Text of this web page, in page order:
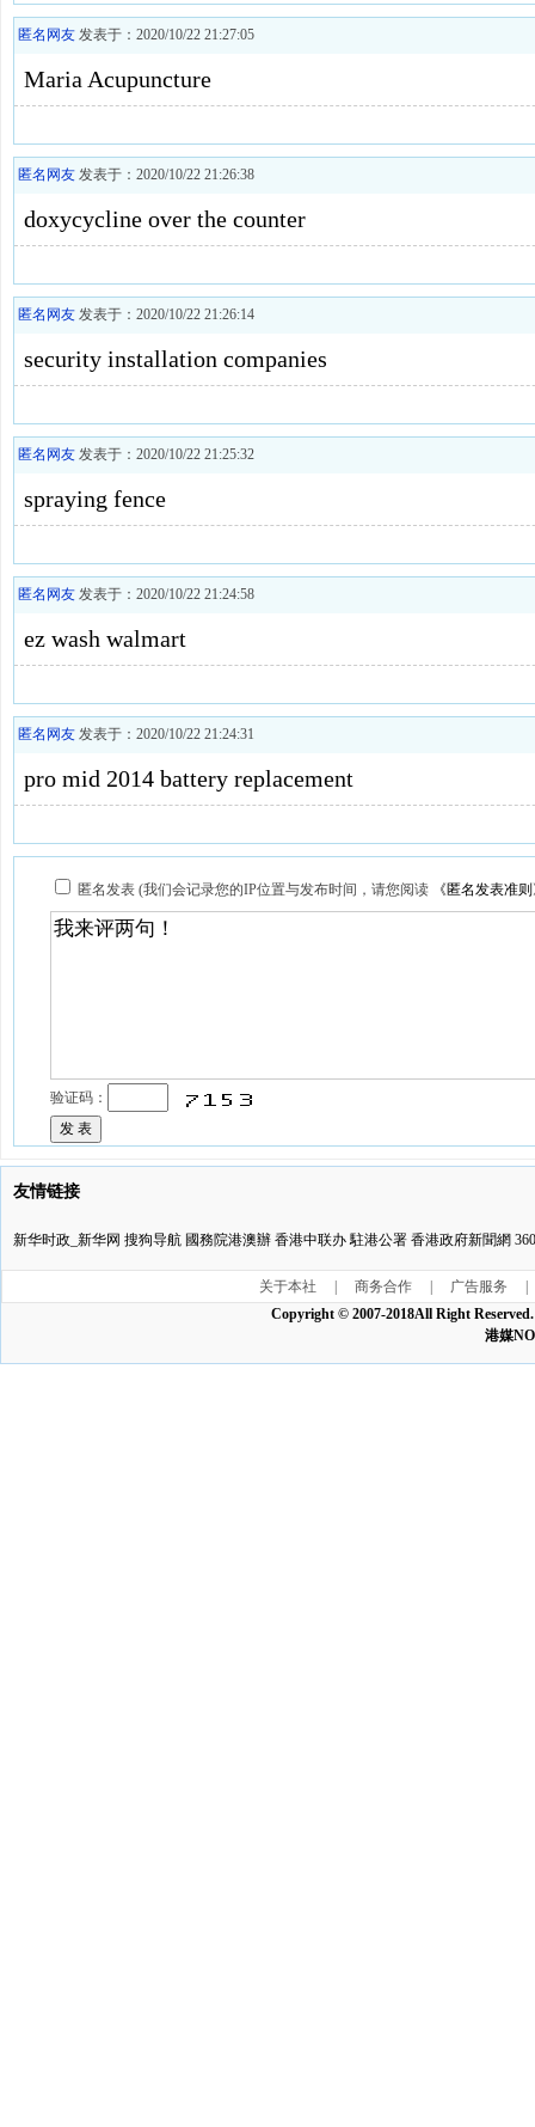
匿名网友 发表于：2020/10/22 21:27:05
Maria Acupuncture
匿名网友 发表于：2020/10/22 21:26:38
doxycycline over the counter
匿名网友 发表于：2020/10/22 21:26:14
security installation companies
匿名网友 发表于：2020/10/22 21:25:32
spraying fence
匿名网友 发表于：2020/10/22 21:24:58
ez wash walmart
匿名网友 发表于：2020/10/22 21:24:31
pro mid 2014 battery replacement
匿名发表 (我们会记录您的IP位置与发布时间，请您阅读 《匿名发表准
验证码：
友情链接
新华时政_新华网 搜狗导航 國務院港澳辦 香港中联办 駐港公署 香港政府新聞網
关于本社 商务合作 广告服务
Copyright © 2007-2018All Right
港媒